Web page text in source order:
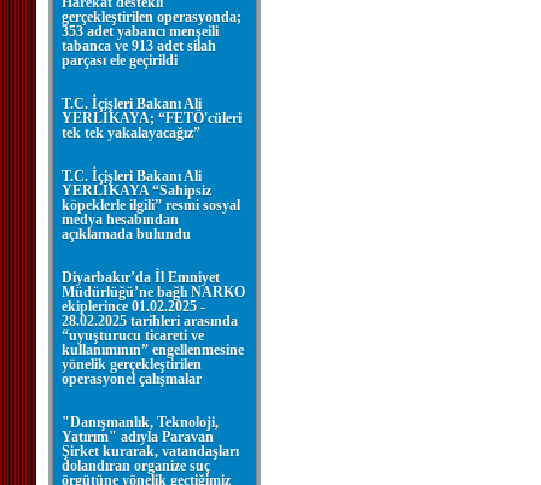
gerçekleştirilen operasyonda;
353 adet yabancı menşeili
tabanca ve 913 adet silah
parçası ele geçirildi
T.C. İçişleri Bakanı Ali
YERLİKAYA; “FETÖ'cüleri
tek tek yakalayacağız”
T.C. İçişleri Bakanı Ali
YERLİKAYA “Sahipsiz
köpeklerle ilgili” resmi sosyal
medya hesabından
açıklamada bulundu
Diyarbakır’da İl Emniyet
Müdürlüğü’ne bağlı NARKO
ekiplerince 01.02.2025 -
28.02.2025 tarihleri arasında
“uyuşturucu ticareti ve
kullanımının” engellenmesine
yönelik gerçekleştirilen
operasyonel çalışmalar
"Danışmanlık, Teknoloji,
Yatırım" adıyla Paravan
Şirket kurarak, vatandaşları
dolandıran organize suç
örgütüne yönelik geçtiğimiz